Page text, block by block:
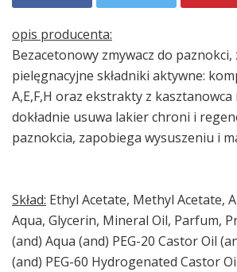
opis producenta:
Bezacetonowy zmywacz do paznokci,
pielęgnacyjne składniki aktywne:
A,E,F,H oraz ekstrakty z kasztanowca
dokładnie usuwa lakier chroni i
paznokcia, zapobiega wysuszeniu i
Skład: Ethyl Acetate, Methyl Acetate,
Aqua, Glycerin, Mineral Oil, Parfum,
(and) Aqua (and) PEG-20 Castor Oil
(and) PEG-60 Hydrogenated Castor